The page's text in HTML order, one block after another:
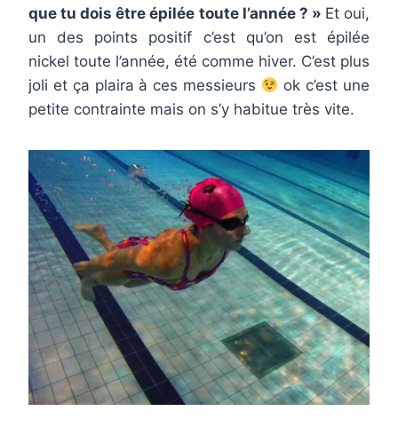
que tu dois être épilée toute l’année ? » Et oui,
un des points positif c’est qu’on est épilée
nickel toute l’année, été comme hiver. C’est plus
joli et ça plaira à ces messieurs
ok c’est une
petite contrainte mais on s’y habitue très vite.